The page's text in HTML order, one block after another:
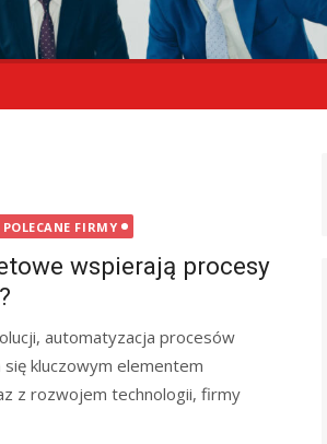
POLECANE FIRMY
wspierają procesy
automatyzacja procesów
się kluczowym elementem
z rozwojem technologii, firmy